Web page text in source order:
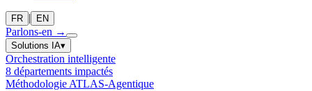
FR | EN
Parlons-en →
Solutions IA▾
Orchestration intelligente
8 départements impactés
Méthodologie ATLAS-Agentique